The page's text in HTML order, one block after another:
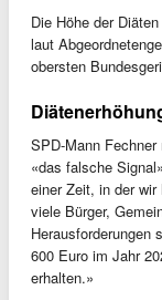
Die Höhe der
laut
obersten
SPD-Mann
«das falsche
einer Zeit, in der
viele Bürger,
600 Euro im Jahr
erhalten.»